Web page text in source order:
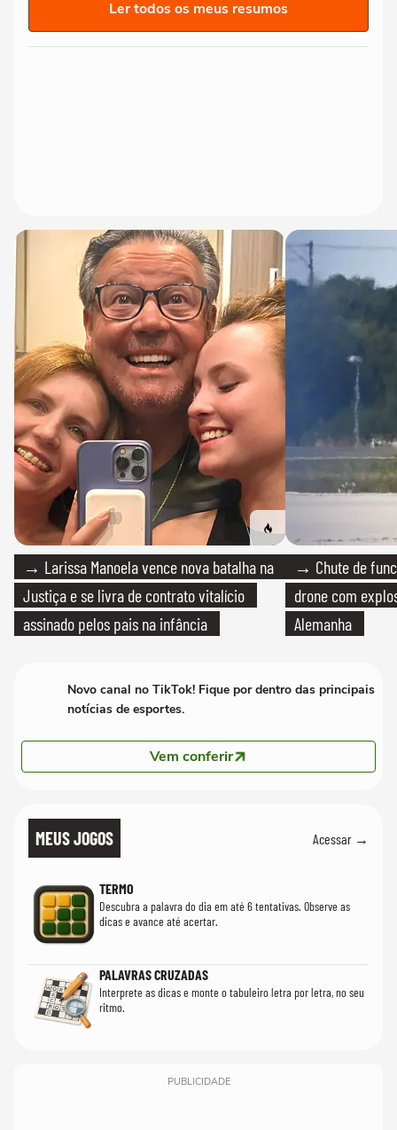
Ler todos os meus resumos
→ Larissa Manoela vence nova batalha na
Justiça e se livra de contrato vitalício
assinado pelos pais na infância
→ Chute de
drone com
Alemanha
Novo canal no TikTok! Fique por dentro das principais
notícias de esportes.
Vem conferir
MEUS JOGOS Acessar →
TERMO
Descubra a palavra do dia em até 6 tentativas. Observe as
dicas e avance até acertar.
PALAVRAS CRUZADAS
Interprete as dicas e monte o tabuleiro letra por letra, no seu
ritmo.
PUBLICIDADE